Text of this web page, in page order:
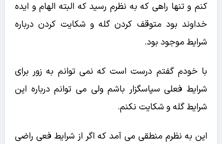
کنم و تنها راهی که به نظرم رسید که البته الهام و ایده
خداوند بود متوقف کردن گله و شکایت کردن درباره
شرایط موجود بود.
با خودم گفتم درست است که نمی توانم به زور برای
شرایط فعلی سپاسگزار باشم ولی می توانم درباره این
شرایط گله و شکایت نکنم.
این به نظرم منطقی می آمد که اگر از شرایط فعی راضی